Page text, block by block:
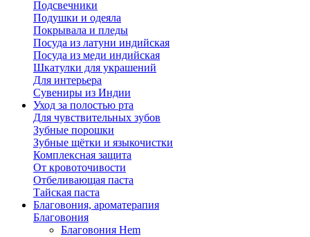
Подсвечники
Подушки и одеяла
Покрывала и пледы
Посуда из латуни индийская
Посуда из меди индийская
Шкатулки для украшений
Для интерьера
Сувениры из Индии
Уход за полостью рта
Для чувствительных зубов
Зубные порошки
Зубные щётки и языкочистки
Комплексная защита
От кровоточивости
Отбеливающая паста
Тайская паста
Благовония, ароматерапия
Благовония
Благовония Hem